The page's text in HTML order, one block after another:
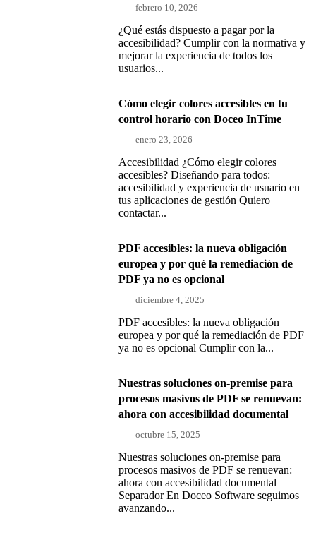
febrero 10, 2026
¿Qué estás dispuesto a pagar por la
accesibilidad? Cumplir con la normativa y
mejorar la experiencia de todos los
usuarios...
Cómo elegir colores accesibles en tu
control horario con Doceo InTime
enero 23, 2026
Accesibilidad ¿Cómo elegir colores
accesibles? Diseñando para todos:
accesibilidad y experiencia de usuario en
tus aplicaciones de gestión Quiero
contactar...
PDF accesibles: la nueva obligación
europea y por qué la remediación de
PDF ya no es opcional
diciembre 4, 2025
PDF accesibles: la nueva obligación
europea y por qué la remediación de PDF
ya no es opcional Cumplir con la...
Nuestras soluciones on-premise para
procesos masivos de PDF se renuevan:
ahora con accesibilidad documental
octubre 15, 2025
Nuestras soluciones on-premise para
procesos masivos de PDF se renuevan:
ahora con accesibilidad documental
Separador En Doceo Software seguimos
avanzando...